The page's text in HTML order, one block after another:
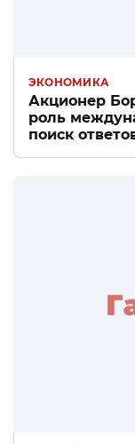
ЭКОНОМИКА
Акционер
роль
поиск